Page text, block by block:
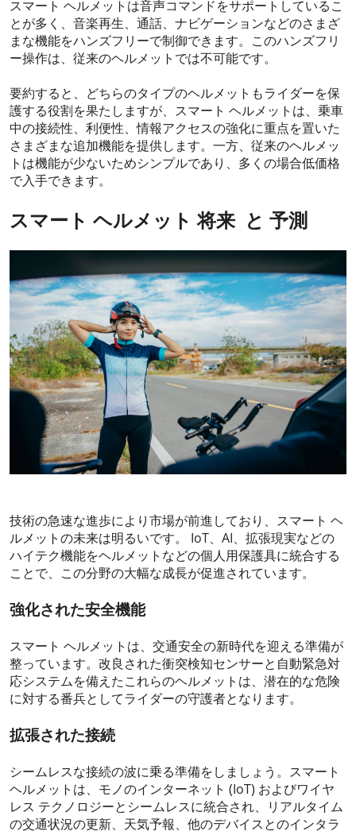
スマート ヘルメットは音声コマンドをサポートしているこ
とが多く、音楽再生、通話、ナビゲーションなどのさまざ
まな機能をハンズフリーで制御できます。このハンズフリ
ー操作は、従来のヘルメットでは不可能です。
要約すると、どちらのタイプのヘルメットもライダーを保
護する役割を果たしますが、スマート ヘルメットは、乗車
中の接続性、利便性、情報アクセスの強化に重点を置いた
さまざまな追加機能を提供します。一方、従来のヘルメッ
トは機能が少ないためシンプルであり、多くの場合低価格
で入手できます。
スマート ヘルメット 将来 と 予測
技術の急速な進歩により市場が前進しており、スマート ヘ
ルメットの未来は明るいです。 IoT、AI、拡張現実などの
ハイテク機能をヘルメットなどの個人用保護具に統合する
ことで、この分野の大幅な成長が促進されています。
強化された安全機能
スマート ヘルメットは、交通安全の新時代を迎える準備が
整っています。改良された衝突検知センサーと自動緊急対
応システムを備えたこれらのヘルメットは、潜在的な危険
に対する番兵としてライダーの守護者となります。
拡張された接続
シームレスな接続の波に乗る準備をしましょう。スマート
ヘルメットは、モノのインターネット (IoT) およびワイヤ
レス テクノロジーとシームレスに統合され、リアルタイム
の交通状況の更新、天気予報、他のデバイスとのインタラ